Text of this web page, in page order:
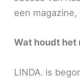
een
Wat houdt het
LINDA. is